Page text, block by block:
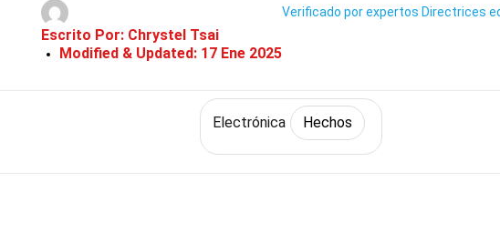
Escrito Por: Chrystel Tsai
Modified & Updated: 17 Ene 2025
Verificado por expertos Directrices
Electrónica Hechos